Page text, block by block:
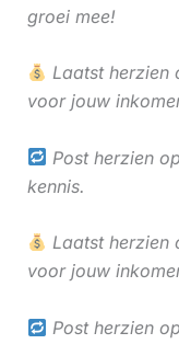
groei mee!
Laatst herzien
voor jouw
Post herzien
kennis.
Laatst herzien
voor jouw
Post herzien